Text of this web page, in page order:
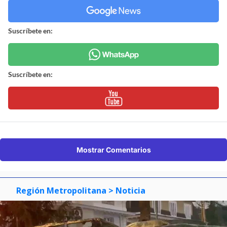
Suscríbete en:
Suscríbete en:
Mostrar Comentarios
Región Metropolitana > Noticia